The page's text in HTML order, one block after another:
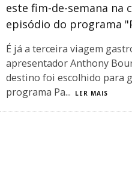
este fim-de-semana na
episódio do programa
É já a terceira viagem
apresentador Anthony
destino foi escolhido para
programa Pa... LER MAIS